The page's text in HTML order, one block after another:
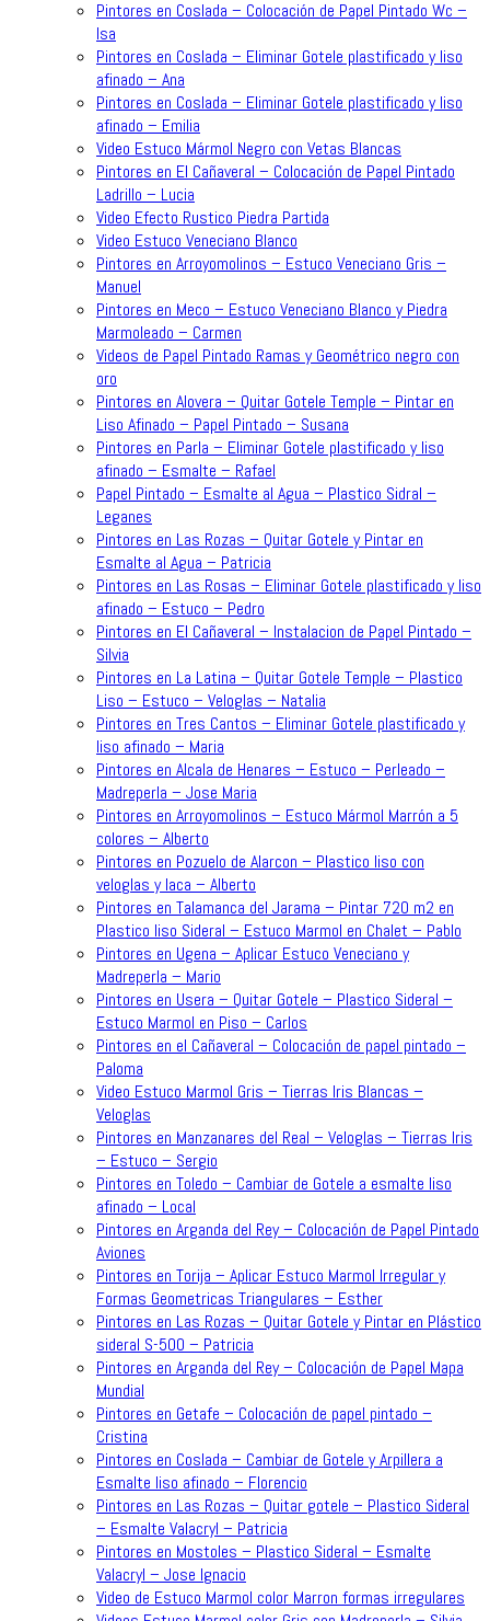
Pintores en Coslada – Colocación de Papel Pintado Wc –
Isa
Pintores en Coslada – Eliminar Gotele plastificado y liso
afinado – Ana
Pintores en Coslada – Eliminar Gotele plastificado y liso
afinado – Emilia
Video Estuco Mármol Negro con Vetas Blancas
Pintores en El Cañaveral – Colocación de Papel Pintado
Ladrillo – Lucia
Video Efecto Rustico Piedra Partida
Video Estuco Veneciano Blanco
Pintores en Arroyomolinos – Estuco Veneciano Gris –
Manuel
Pintores en Meco – Estuco Veneciano Blanco y Piedra
Marmoleado – Carmen
Videos de Papel Pintado Ramas y Geométrico negro con
oro
Pintores en Alovera – Quitar Gotele Temple – Pintar en
Liso Afinado – Papel Pintado – Susana
Pintores en Parla – Eliminar Gotele plastificado y liso
afinado – Esmalte – Rafael
Papel Pintado – Esmalte al Agua – Plastico Sidral –
Leganes
Pintores en Las Rozas – Quitar Gotele y Pintar en
Esmalte al Agua – Patricia
Pintores en Las Rosas – Eliminar Gotele plastificado y liso
afinado – Estuco – Pedro
Pintores en El Cañaveral – Instalacion de Papel Pintado –
Silvia
Pintores en La Latina – Quitar Gotele Temple – Plastico
Liso – Estuco – Veloglas – Natalia
Pintores en Tres Cantos – Eliminar Gotele plastificado y
liso afinado – Maria
Pintores en Alcala de Henares – Estuco – Perleado –
Madreperla – Jose Maria
Pintores en Arroyomolinos – Estuco Mármol Marrón a 5
colores – Alberto
Pintores en Pozuelo de Alarcon – Plastico liso con
veloglas y laca – Alberto
Pintores en Talamanca del Jarama – Pintar 720 m2 en
Plastico liso Sideral – Estuco Marmol en Chalet – Pablo
Pintores en Ugena – Aplicar Estuco Veneciano y
Madreperla – Mario
Pintores en Usera – Quitar Gotele – Plastico Sideral –
Estuco Marmol en Piso – Carlos
Pintores en el Cañaveral – Colocación de papel pintado –
Paloma
Video Estuco Marmol Gris – Tierras Iris Blancas –
Veloglas
Pintores en Manzanares del Real – Veloglas – Tierras Iris
– Estuco – Sergio
Pintores en Toledo – Cambiar de Gotele a esmalte liso
afinado – Local
Pintores en Arganda del Rey – Colocación de Papel Pintado
Aviones
Pintores en Torija – Aplicar Estuco Marmol Irregular y
Formas Geometricas Triangulares – Esther
Pintores en Las Rozas – Quitar Gotele y Pintar en Plástico
sideral S-500 – Patricia
Pintores en Arganda del Rey – Colocación de Papel Mapa
Mundial
Pintores en Getafe – Colocación de papel pintado –
Cristina
Pintores en Coslada – Cambiar de Gotele y Arpillera a
Esmalte liso afinado – Florencio
Pintores en Las Rozas – Quitar gotele – Plastico Sideral
– Esmalte Valacryl – Patricia
Pintores en Mostoles – Plastico Sideral – Esmalte
Valacryl – Jose Ignacio
Video de Estuco Marmol color Marron formas irregulares